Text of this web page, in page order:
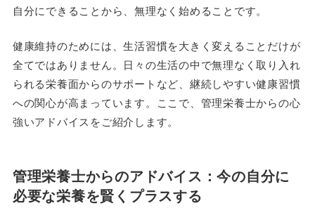
自分にできることから、無理なく始めることです。
健康維持のためには、生活習慣を大きく変えることだけが
全てではありません。日々の生活の中で無理なく取り入れ
られる栄養面からのサポートなど、継続しやすい健康習慣
への関心が高まっています。ここで、管理栄養士からの心
強いアドバイスをご紹介します。
管理栄養士からのアドバイス：今の自分に
必要な栄養を賢くプラスする